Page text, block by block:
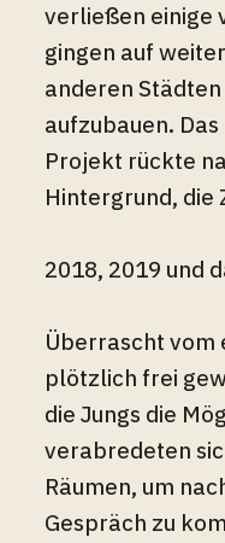
verließen einige
gingen auf
anderen
aufzubauen.
Projekt rückte
Hintergrund, die
2018, 2019 und
Überrascht vom
plötzlich frei
die Jungs die
verabredeten
Räumen, um
Gespräch zu